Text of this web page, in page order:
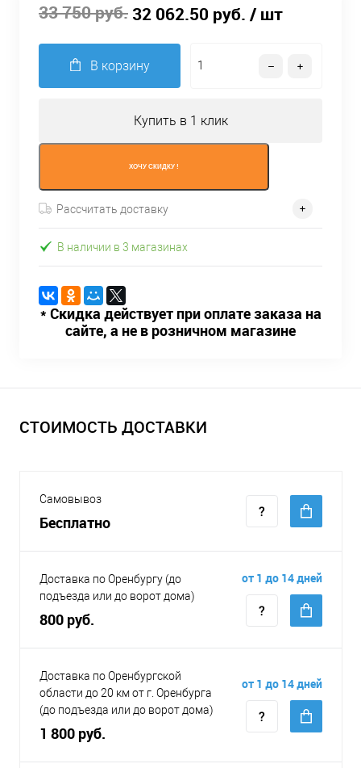
33 750 руб. 32 062.50 руб. / шт
В корзину
Купить в 1 клик
ХОЧУ СКИДКУ !
Рассчитать доставку
В наличии в 3 магазинах
* Скидка действует при оплате заказа на
сайте, а не в розничном магазине
СТОИМОСТЬ ДОСТАВКИ
Самовывоз
Бесплатно
Доставка по Оренбургу (до
подъезда или до ворот дома)
800 руб.
от 1 до 14 дней
Доставка по Оренбургской
области до 20 км от г. Оренбурга
(до подъезда или до ворот дома)
1 800 руб.
от 1 до 14 дней